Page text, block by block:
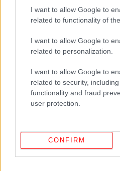
I want to allow Google to
related to functionality of
I want to allow Google to
related to personalization.
I want to allow Google to
related to security,
functionality and fraud
user protection.
CONFIRM
σχέση με το Πανεπιστήμιο
ακόμη μέλος της ομάδας
αποφάσισε να μην